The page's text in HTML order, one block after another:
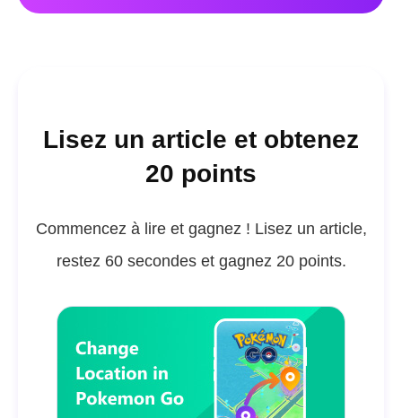
Lisez un article et obtenez
20 points
Commencez à lire et gagnez ! Lisez un article,
restez 60 secondes et gagnez 20 points.